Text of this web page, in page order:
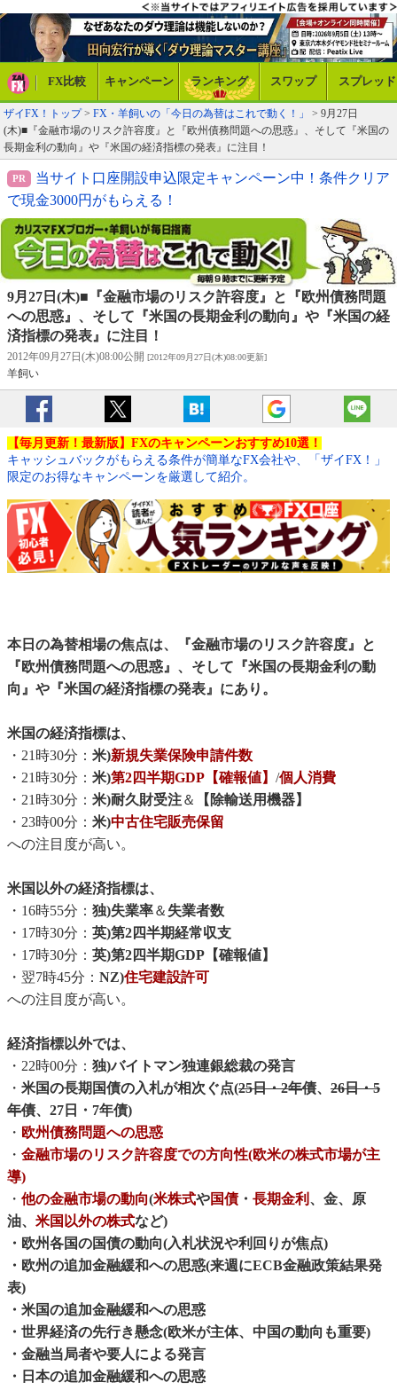
FX比較 キャンペーン ランキング スワップ スプレッド
ザイFX！トップ> FX・羊飼いの「今日の為替はこれで動く！」
> 9月27日
(木)■『金融市場のリスク許容度』と『欧州債務問題への思惑』、そして『米国の
長期金利の動向』や『米国の経済指標の発表』に注目！
当サイト口座開設申込限定キャンペーン中！条件クリア
で現金3000円がもらえる！
9月27日(木)■『金融市場のリスク許容度』と『欧州債務問題
への思惑』、そして『米国の長期金利の動向』や『米国の経
済指標の発表』に注目！
2012年09月27日(木)08:00公開 [2012年09月27日(木)08:00更新]
羊飼い
【毎月更新！最新版】FXのキャンペーンおすすめ10選！
キャッシュバックがもらえる条件が簡単なFX会社や、「ザイFX！」
限定のお得なキャンペーンを厳選して紹介。
本日の為替相場の焦点は、『金融市場のリスク許容度』と
『欧州債務問題への思惑』、そして『米国の長期金利の動
向』や『米国の経済指標の発表』にあり。
米国の経済指標は、
・21時30分： 米)新規失業保険申請件数
・21時30分： 米)第2四半期GDP【確報値】 /個人消費
・21時30分： 米)耐久財受注＆
【除輸送用機器】
・23時00分： 米)中古住宅販売保留
への注目度が高い。
米国以外の経済指標は、
・16時55分： 独)失業率＆ 失業者数
・17時30分： 英)第2四半期経常収支
・17時30分： 英)第2四半期GDP【確報値】
・翌7時45分： NZ)住宅建設許可
への注目度が高い。
経済指標以外では、
・22時00分： 独)バイトマン独連銀総裁の発言
・ 米国の長期国債の入札が相次ぐ点(25日・2年債、 26日・5
年債、27日・7年債)
・ 欧州債務問題への思惑
・ 金融市場のリスク許容度での方向性(欧米の株式市場が主
導)
・ 他の金融市場の動向(米株式や国債・ 長期金利 、金、原
油、 米国以外の株式など)
・欧州各国の国債の動向(入札状況や利回りが焦点)
・欧州の追加金融緩和への思惑(来週にECB金融政策結果発
表)
・米国の追加金融緩和への思惑
・世界経済の先行き懸念(欧米が主体、中国の動向も重要)
・金融当局者や要人による発言
・日本の追加金融緩和への思惑